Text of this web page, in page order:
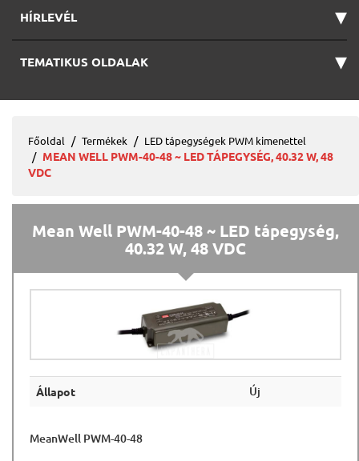
HÍRLEVÉL ▾
TEMATIKUS OLDALAK ▾
Főoldal Termékek LED tápegységek PWM kimenettel
MEAN WELL PWM-40-48 ~ LED TÁPEGYSÉG, 40.32 W, 48
VDC
Mean Well PWM-40-48 ~ LED tápegység,
40.32 W, 48 VDC
Állapot Új
MeanWell PWM-40-48